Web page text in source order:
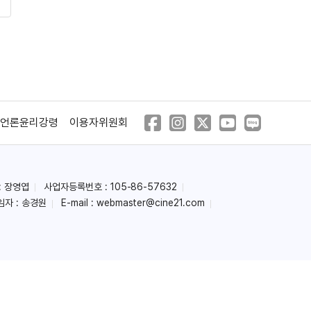
언론윤리강령 이용자위원회
장영엽
사업자등록번호 : 105-86-57632
자 : 송경원
E-mail : webmaster@cine21.com